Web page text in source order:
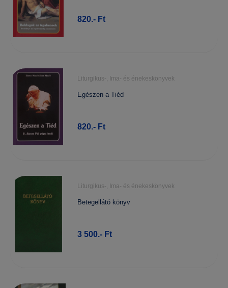
820.- Ft
Liturgikus-, Ima- és énekeskönyvek
Egészen a Tiéd
820.- Ft
Liturgikus-, Ima- és énekeskönyvek
Betegellátó könyv
3 500.- Ft